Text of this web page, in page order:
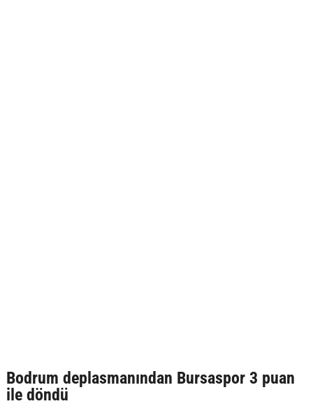
Bodrum deplasmanından Bursaspor 3 puan
ile döndü